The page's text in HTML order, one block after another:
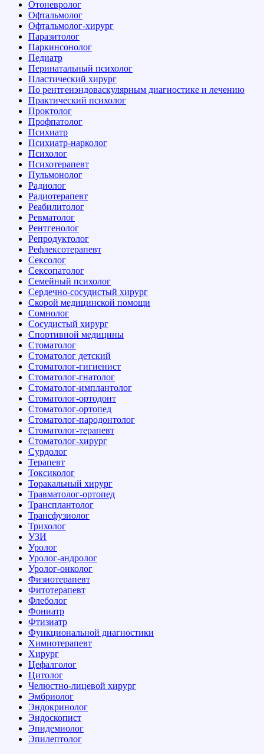
Отоневролог
Офтальмолог
Офтальмолог-хирург
Паразитолог
Паркинсонолог
Педиатр
Перинатальный психолог
Пластический хирург
По рентгенэндоваскулярным диагностике и лечению
Практический психолог
Проктолог
Профпатолог
Психиатр
Психиатр-нарколог
Психолог
Психотерапевт
Пульмонолог
Радиолог
Радиотерапевт
Реабилитолог
Ревматолог
Рентгенолог
Репродуктолог
Рефлексотерапевт
Сексолог
Сексопатолог
Семейный психолог
Сердечно-сосудистый хирург
Скорой медицинской помощи
Сомнолог
Сосудистый хирург
Спортивной медицины
Стоматолог
Стоматолог детский
Стоматолог-гигиенист
Стоматолог-гнатолог
Стоматолог-имплантолог
Стоматолог-ортодонт
Стоматолог-ортопед
Стоматолог-пародонтолог
Стоматолог-терапевт
Стоматолог-хирург
Сурдолог
Терапевт
Токсиколог
Торакальный хирург
Травматолог-ортопед
Трансплантолог
Трансфузиолог
Трихолог
УЗИ
Уролог
Уролог-андролог
Уролог-онколог
Физиотерапевт
Фитотерапевт
Флеболог
Фониатр
Фтизиатр
Функциональной диагностики
Химиотерапевт
Хирург
Цефалголог
Цитолог
Челюстно-лицевой хирург
Эмбриолог
Эндокринолог
Эндоскопист
Эпидемиолог
Эпилептолог